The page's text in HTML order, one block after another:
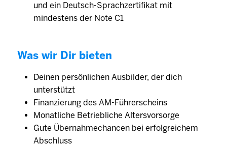
und ein Deutsch-Sprachzertifikat mit
mindestens der Note C1
Was wir Dir bieten
Deinen persönlichen Ausbilder, der dich
unterstützt
Finanzierung des AM-Führerscheins
Monatliche Betriebliche Altersvorsorge
Gute Übernahmechancen bei erfolgreichem
Abschluss